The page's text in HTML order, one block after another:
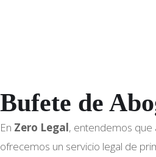
Bufete de
En Zero Legal, entendemos que
ofrecemos un servicio legal de